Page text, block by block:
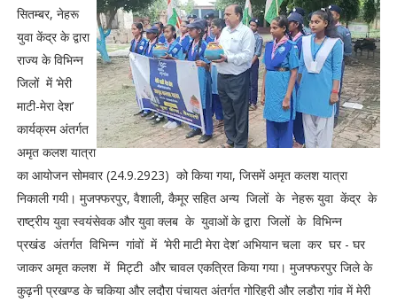
सितम्बर, नेहरू
युवा केंद्र के द्वारा
राज्य के विभिन्न
जिलों में ‘मेरी
माटी-मेरा देश’
कार्यक्रम अंतर्गत
अमृत कलश यात्रा
का आयोजन सोमवार (24.9.2923) को किया गया, जिसमें अमृत कलश यात्रा
निकाली गयी। मुजफ्फरपुर, वैशाली, कैमूर सहित अन्य जिलों के नेहरू युवा केंद्र के
राष्ट्रीय युवा स्वयंसेवक और युवा क्लब के युवाओं के द्वारा जिलों के विभिन्न
प्रखंड अंतर्गत विभिन्न गांवों में ‘मेरी माटी मेरा देश’ अभियान चला कर घर - घर
जाकर अमृत कलश में मिट्टी और चावल एकत्रित किया गया। मुजफ्फरपुर जिले के
कुढ़नी प्रखण्ड के चकिया और लदौरा पंचायत अंतर्गत गोरिहरी और लडौरा गांव में मेरी